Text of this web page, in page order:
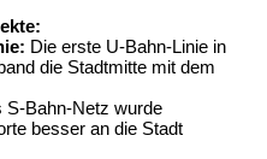
Die erste U-Bahn-Linie in
die Stadtmitte mit dem
S-Bahn-Netz wurde
besser an die Stadt